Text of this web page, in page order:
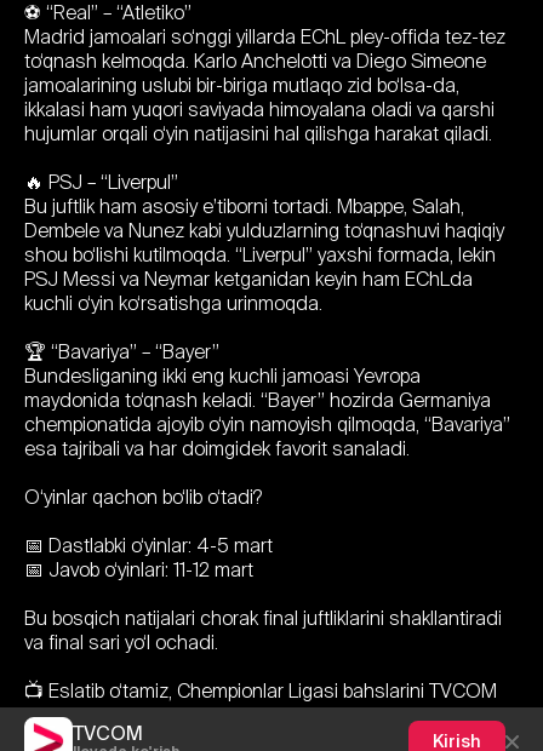
TVCOM Kirish
⚽ “Real” – “Atletiko”
Madrid jamoalari so‘nggi yillarda EChL pley-offida tez-tez
to‘qnash kelmoqda. Karlo Anchelotti va Diego Simeone
jamoalarining uslubi bir-biriga mutlaqo zid bo‘lsa-da,
ikkalasi ham yuqori saviyada himoyalana oladi va qarshi
hujumlar orqali o‘yin natijasini hal qilishga harakat qiladi.
🔥 PSJ – “Liverpul”
Bu juftlik ham asosiy e’tiborni tortadi. Mbappe, Salah,
Dembele va Nunez kabi yulduzlarning to‘qnashuvi haqiqiy
shou bo‘lishi kutilmoqda. “Liverpul” yaxshi formada, lekin
PSJ Messi va Neymar ketganidan keyin ham EChLda
kuchli o‘yin ko‘rsatishga urinmoqda.
🏆 “Bavariya” – “Bayer”
Bundesliganing ikki eng kuchli jamoasi Yevropa
maydonida to‘qnash keladi. “Bayer” hozirda Germaniya
chempionatida ajoyib o‘yin namoyish qilmoqda, “Bavariya”
esa tajribali va har doimgidek favorit sanaladi.
O‘yinlar qachon bo‘lib o‘tadi?
📅 Dastlabki o‘yinlar: 4-5 mart
📅 Javob o‘yinlari: 11-12 mart
Bu bosqich natijalari chorak final juftliklarini shakllantiradi
va final sari yo‘l ochadi.
📺 Eslatib o‘tamiz, Chempionlar Ligasi bahslarini TVCOM
platformasida ZO’R TV orqali jonli efirda tomosha
qilishingiz mumkin!